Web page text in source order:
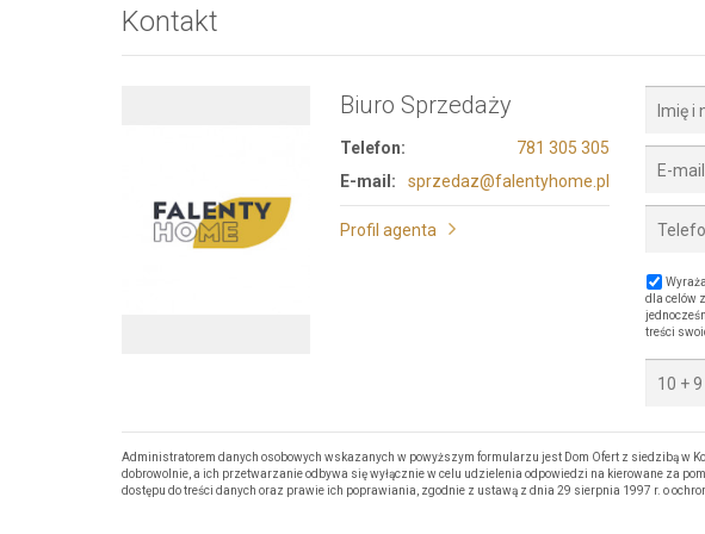
Kontakt
Biuro Sprzedaży
Telefon:
781 305 305
E-mail:
sprzedaz@falentyhome.pl
Profil agenta
dla celów
treści
Administratorem danych osobowych wskazanych w powyższym formularzu jest Dom Ofert z siedzibą w
dobrowolnie, a ich przetwarzanie odbywa się wyłącznie w celu udzielenia odpowiedzi na kierowane za
dostępu do treści danych oraz prawie ich poprawiania, zgodnie z ustawą z dnia 29 sierpnia 1997 r. o